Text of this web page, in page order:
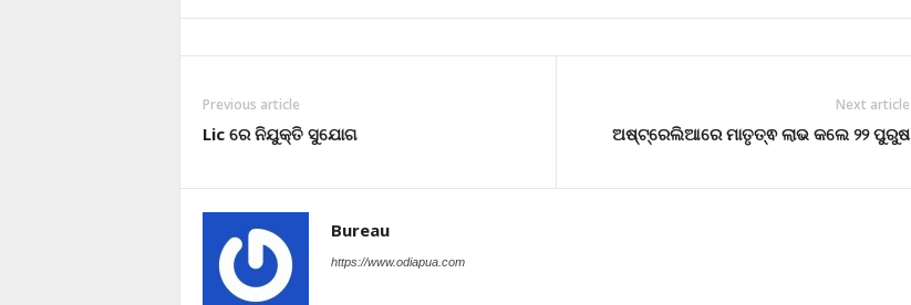
Previous article
Lic ରେ ନିଯୁକ୍ତି ସୁଯୋଗ
Next article
ଅଷ୍ଟ୍ରେଲିଆରେ ମାତୃତ୍ଵ ଲାଭ କଲେ ୨୨ ପୁରୁଷ
Bureau
https://www.odiapua.com